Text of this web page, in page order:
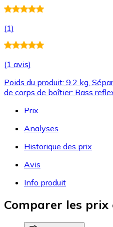
(1)
(1 avis)
Poids du produit: 9.2 kg,
de corps de boîtier: Bass
Prix
Analyses
Historique des prix
Avis
Info produit
Comparer les prix